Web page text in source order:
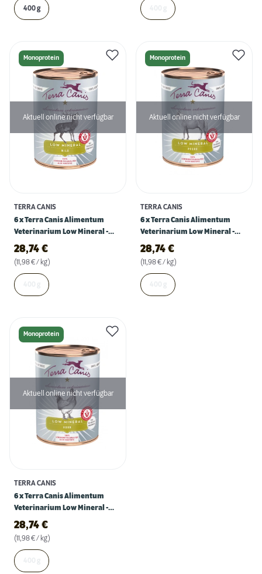
400 g
Monoprotein
Aktuell online nicht verfügbar
TERRA CANIS
6 x Terra Canis Alimentum
Veterinarium Low Mineral -
Wild
28,74 €
(11,98 € / kg)
Monoprotein
Aktuell online nicht verfügbar
TERRA CANIS
6 x Terra Canis Alimentum
Veterinarium Low Mineral -
Pferd
28,74 €
(11,98 € / kg)
Monoprotein
Aktuell online nicht verfügbar
TERRA CANIS
6 x Terra Canis Alimentum
Veterinarium Low Mineral -
Huhn
28,74 €
(11,98 € / kg)